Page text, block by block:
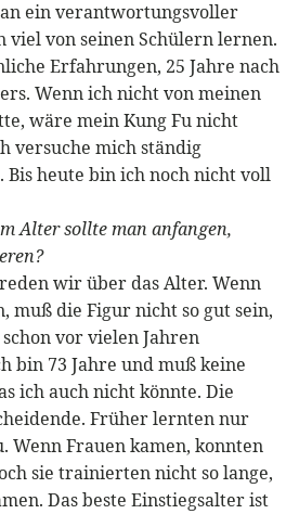
ein verantwortungsvoller
viel von seinen Schülern lernen.
Erfahrungen, 25 Jahre nach
Wenn ich nicht von meinen
wäre mein Kung Fu nicht
versuche mich ständig
heute bin ich noch nicht voll
Alter sollte man anfangen,
wir über das Alter. Wenn
muß die Figur nicht so gut sein,
vor vielen Jahren
bin 73 Jahre und muß keine
ich auch nicht könnte. Die
Früher lernten nur
Wenn Frauen kamen, konnten
sie trainierten nicht so lange,
Das beste Einstiegsalter ist